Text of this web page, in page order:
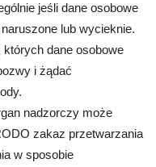
jeśli dane osobowe
lub wycieknie.
których dane osobowe
i żądać
nadzorczy może
zakaz przetwarzania
w sposobie